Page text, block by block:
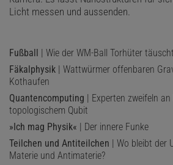
Licht messen und aussenden.
Fußball | Wie der WM-Ball Torhüter täuscht
Fäkalphysik | Wattwürmer offenbaren
Kothaufen
Quantencomputing | Experten zweifeln
topologischem Qubit
»Ich mag Physik« | Der innere Funke
Teilchen und Antiteilchen | Wo bleibt der
Materie und Antimaterie?